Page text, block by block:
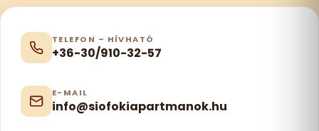
TELEFON – HÍVHATÓ
+36-30/910-32-57
E-MAIL
info@siofokiapartmanok.hu